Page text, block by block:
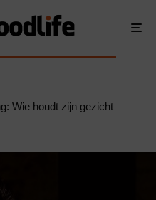
Wie houdt zijn gezicht